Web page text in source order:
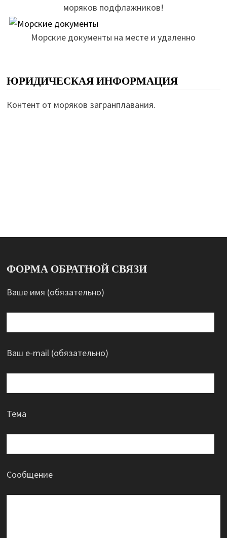
моряков подфлажников!
Морские документы на месте и удаленно
ЮРИДИЧЕСКАЯ ИНФОРМАЦИЯ
Контент от моряков загранплавания.
ФОРМА ОБРАТНОЙ СВЯЗИ
Ваше имя (обязательно)
Ваш e-mail (обязательно)
Тема
Сообщение